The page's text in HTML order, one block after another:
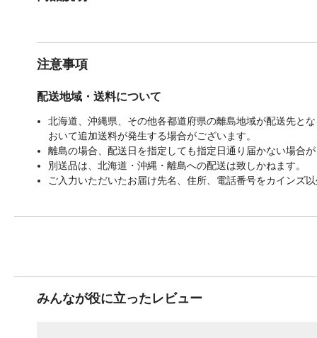
注意事項
配送地域・送料について
北海道、沖縄県、その他各都道府県の離島地域が配送先と
おいて追加送料が発生する場合がございます。
離島の場合、配送日を指定しても指定日通り届かない場合
別送品は、北海道・沖縄・離島への配送は致しかねます。
ご入力いただいたお届け先名、住所、電話番号をカインズ
みんなが役に立ったレビュー